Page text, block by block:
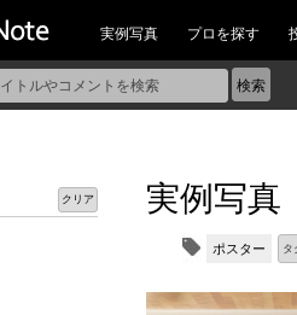
実例写真 プロを探す
クリア 実例写真
ポスター タ